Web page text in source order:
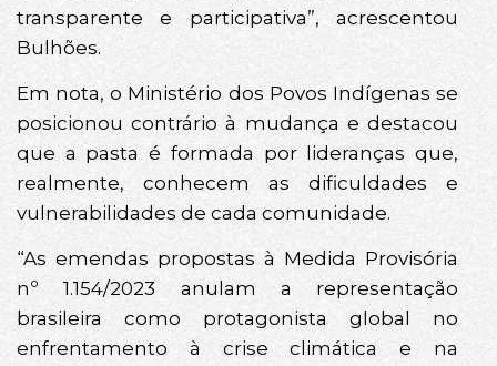
transparente e participativa”, acrescentou
Bulhões.
Em nota, o Ministério dos Povos Indígenas se
posicionou contrário à mudança e destacou
que a pasta é formada por lideranças que,
realmente, conhecem as dificuldades e
vulnerabilidades de cada comunidade.
“As emendas propostas à Medida Provisória
nº 1.154/2023 anulam a representação
brasileira como protagonista global no
enfrentamento à crise climática e na